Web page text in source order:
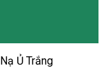
Ủ Trắng